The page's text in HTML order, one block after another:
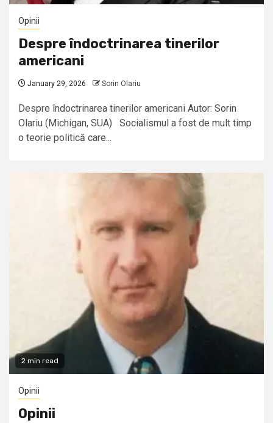
Opinii
Despre îndoctrinarea tinerilor
americani
January 29, 2026 Sorin Olariu
Despre îndoctrinarea tinerilor americani Autor: Sorin
Olariu (Michigan, SUA) Socialismul a fost de mult timp
o teorie politică care...
2 min read
Opinii
Opinii